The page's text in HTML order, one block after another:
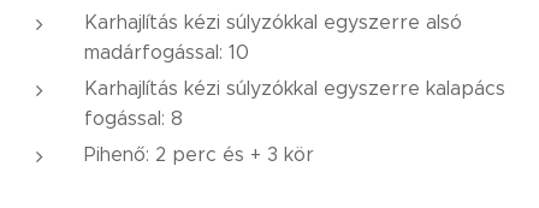
Karhajlítás kézi súlyzókkal egyszerre alsó
madárfogással: 10
Karhajlítás kézi súlyzókkal egyszerre kalapács
fogással: 8
Pihenő: 2 perc és + 3 kör